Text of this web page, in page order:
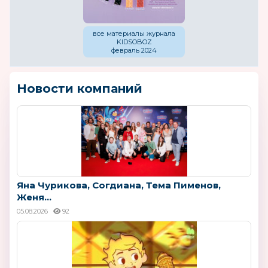
все материалы журнала
KIDSOBOZ
февраль 2024
Новости компаний
Яна Чурикова, Согдиана, Тема Пименов,
Женя...
05.08.2026 92